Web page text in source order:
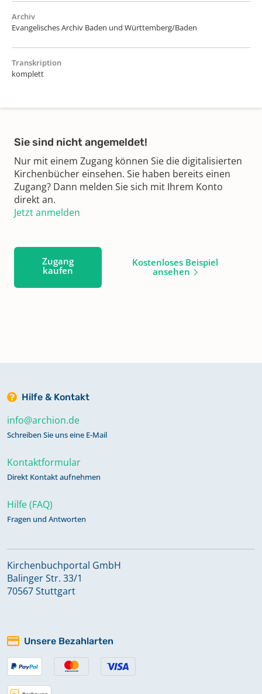
Archiv
Evangelisches Archiv Baden und Württemberg/Baden
Transkription
komplett
Sie sind nicht angemeldet!
Nur mit einem Zugang können Sie die digitalisierten
Kirchenbücher einsehen. Sie haben bereits einen
Zugang? Dann melden Sie sich mit Ihrem Konto
direkt an.
Jetzt anmelden
Zugang
kaufen
Kostenloses Beispiel
ansehen
Hilfe & Kontakt
info@archion.de
Schreiben Sie uns eine E-Mail
Kontaktformular
Direkt Kontakt aufnehmen
Hilfe (FAQ)
Fragen und Antworten
Kirchenbuchportal GmbH
Balinger Str. 33/1
70567 Stuttgart
Unsere Bezahlarten